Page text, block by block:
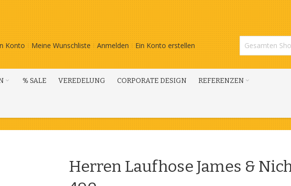
Konto Meine Wunschliste Anmelden Ein Konto erstellen
% SALE VEREDELUNG CORPORATE DESIGN REFERENZEN
Herren Laufhose James &